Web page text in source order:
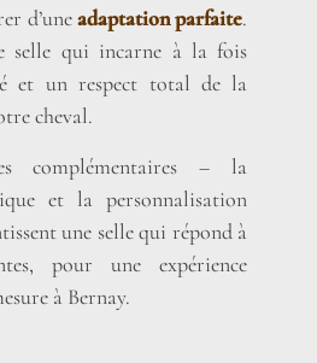
d’uneadaptation parfaite.
selle qui incarne à la fois
et un respect total de la
cheval.
complémentaires – la
et la personnalisation
une selle qui répond à
pour une expérience
à Bernay.